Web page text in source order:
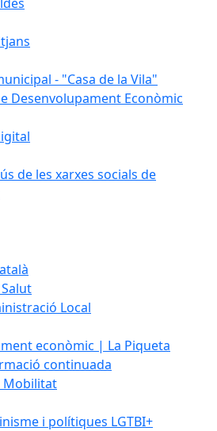
- "Casa de la Vila"
Desenvolupament Econòmic
de les xarxes socials de
Local
econòmic | La Piqueta
continuada
Mobilitat
i polítiques LGTBI+